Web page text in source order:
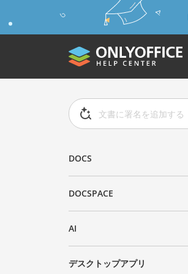
DOCS
DOCSPACE
AI
デスクトップアプリ